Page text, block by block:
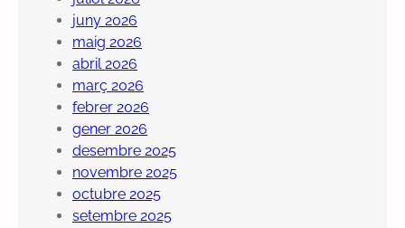
juny 2026
maig 2026
abril 2026
març 2026
febrer 2026
gener 2026
desembre 2025
novembre 2025
octubre 2025
setembre 2025